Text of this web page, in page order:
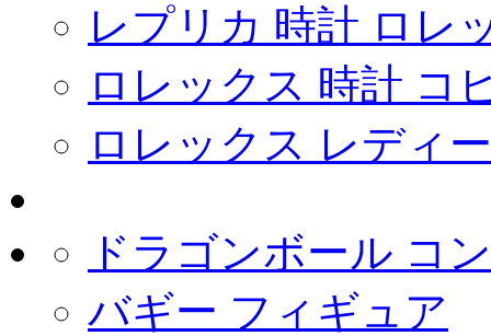
レプリカ 時計 ロレ
ロレックス 時計 コ
ロレックス レディ
ドラゴンボール コ
バギー フィギュア